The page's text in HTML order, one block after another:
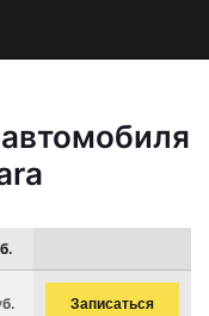
Записаться